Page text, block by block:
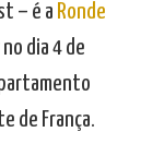
– é a Ronde
dia 4 de
de França.